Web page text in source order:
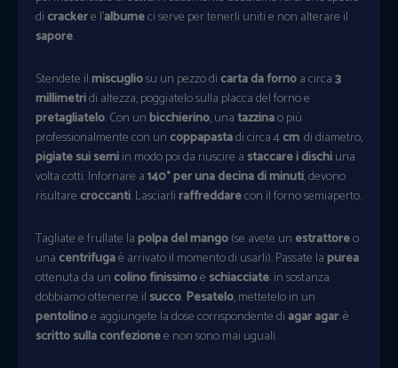
dicrackere l’albumeci serve per tenerli uniti e non alterare il
sapore.
Stendete ilmiscugliosu un pezzo dicarta da fornoa circa3
millimetridi altezza, poggiatelo sulla placca del forno e
pretagliatelo. Con unbicchierino, unatazzinao più
professionalmente con uncoppapastadi circa 4cm. di diametro,
pigiate sui semiin modo poi da riuscire astaccare i dischiuna
volta cotti. Infornare a140° per una decina di minuti, devono
risultarecroccanti. Lasciarliraffreddarecon il forno semiaperto.
Tagliate e frullate lapolpa del mango(se avete un estrattoreo
unacentrifugaè arrivato il momento di usarli). Passate lapurea
ottenuta da uncolino finissimoeschiacciate: in sostanza
dobbiamo ottenerne ilsucco.Pesatelo, mettetelo in un
pentolinoe aggiungete la dose corrispondente di agar agar: è
scritto sulla confezionee non sono mai uguali.